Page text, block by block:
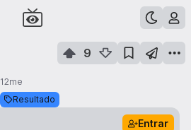
9
12me
Resultado
Entrar